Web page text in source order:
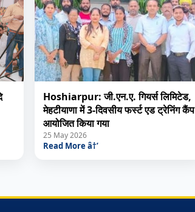
Hoshiarpur: जी.एन.ए. गियर्स लिमिटेड,
मेहटीयाणा में 3-दिवसीय फर्स्ट एड ट्रेनिंग कैंप
आयोजित किया गया
25 May 2026
Read More â†’